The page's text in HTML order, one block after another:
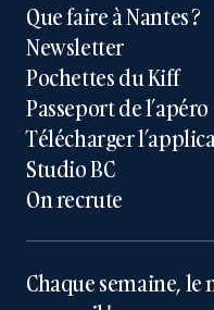
Que faire à Nantes ?
Newsletter
Pochettes du Kiff
Passeport de l’apéro
Télécharger
Studio BC
On recrute
Chaque semaine,